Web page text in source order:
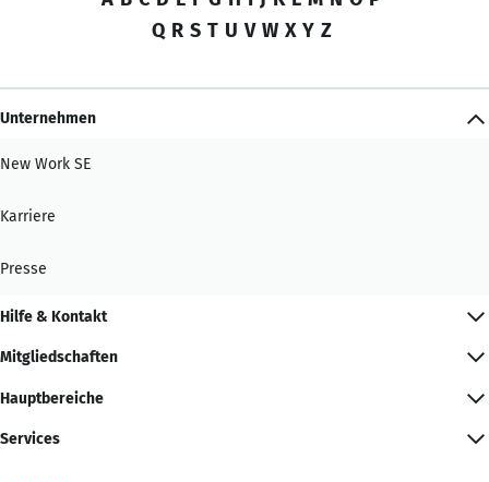
Q R S T U V W X Y Z
Unternehmen
New Work SE
Karriere
Presse
Hilfe & Kontakt
Mitgliedschaften
Hauptbereiche
Services